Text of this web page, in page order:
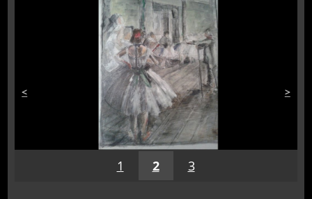
< >
1 2 3